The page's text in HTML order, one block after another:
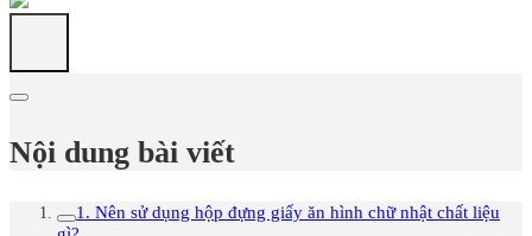
Nội dung bài viết
1. Nên sử dụng hộp đựng giấy ăn hình chữ nhật chất liệu